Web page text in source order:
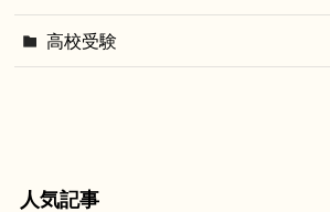
高校受験
人気記事